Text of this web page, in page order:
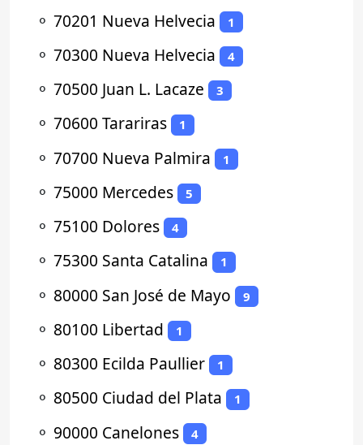
⚬ 70201 Nueva Helvecia 1
⚬ 70300 Nueva Helvecia 4
⚬ 70500 Juan L. Lacaze 3
⚬ 70600 Tarariras 1
⚬ 70700 Nueva Palmira 1
⚬ 75000 Mercedes 5
⚬ 75100 Dolores 4
⚬ 75300 Santa Catalina 1
⚬ 80000 San José de Mayo 9
⚬ 80100 Libertad 1
⚬ 80300 Ecilda Paullier 1
⚬ 80500 Ciudad del Plata 1
⚬ 90000 Canelones 4